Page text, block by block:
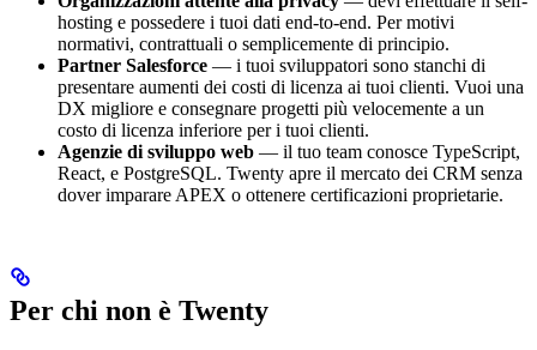
hosting e possedere i tuoi dati end-to-end. Per motivi
normativi, contrattuali o semplicemente di principio.
Partner Salesforce — i tuoi sviluppatori sono stanchi di
presentare aumenti dei costi di licenza ai tuoi clienti. Vuoi una
DX migliore e consegnare progetti più velocemente a un
costo di licenza inferiore per i tuoi clienti.
Agenzie di sviluppo web — il tuo team conosce TypeScript,
React, e PostgreSQL. Twenty apre il mercato dei CRM senza
dover imparare APEX o ottenere certificazioni proprietarie.
Per chi non è Twenty